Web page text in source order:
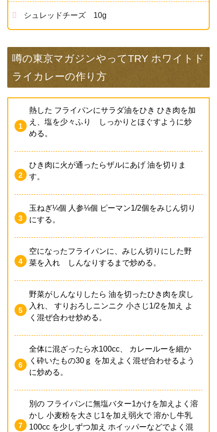
シュレッドチーズ 10g
噂の東京マガジンやってTRY ホワイトド
ライカレーの作り方
熱した フライパンにサラダ油をひき ひき肉を加
え、塩を少々ふり しっかりとほぐすように炒
める。
ひき肉に火が通ったらザルにあげ 油を切りま
す。
玉ねぎ¼個 人参⅛個 ピーマン1/2個をみじん切り
にする。
空になったフライパンに、みじん切りにした野
菜を入れ しんなりするまで炒める。
野菜がしんなりしたら 油を切ったひき肉を戻し
入れ、 すりおろしニンニク 小さじ1/2を加え よ
く混ぜ合わせ炒める。
全体に混ざったら水100cc、 カレールーを細か
く砕いたもの30ｇ を加えよく混ぜ合わせるよう
に炒める。
別の フライパンに無塩バター1かけを加えよく溶
かし 小麦粉を大さじ1を加え弱火で 溶かし牛乳
100cc を少しずつ加え ホイッパーなどでよく混